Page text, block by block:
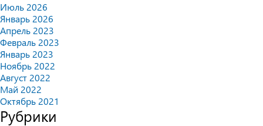
Июль 2026
Январь 2026
Апрель 2023
Февраль 2023
Январь 2023
Ноябрь 2022
Август 2022
Май 2022
Октябрь 2021
Рубрики